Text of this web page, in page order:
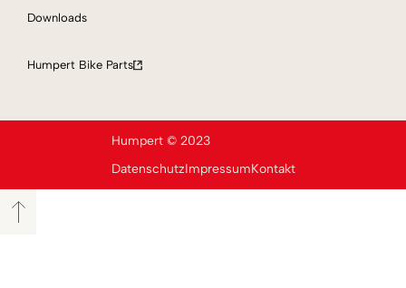
Downloads
Humpert Bike Parts
Humpert © 2023
DatenschutzImpressumKontakt